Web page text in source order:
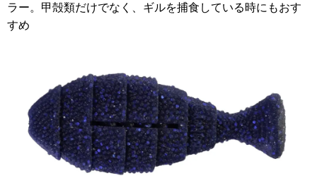
ラー。甲殻類だけでなく、ギルを捕食している時にもおす
すめ